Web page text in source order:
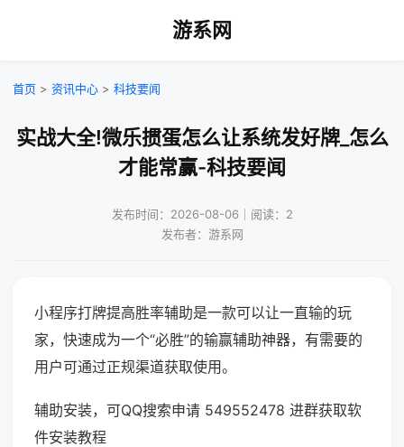
游系网
首页 > 资讯中心 > 科技要闻
实战大全!微乐掼蛋怎么让系统发好牌_怎么
才能常赢-科技要闻
发布时间：2026-08-06｜阅读：2
发布者：游系网
小程序打牌提高胜率辅助是一款可以让一直输的玩
家，快速成为一个“必胜”的输赢辅助神器，有需要的
用户可通过正规渠道获取使用。
辅助安装，可QQ搜索申请 549552478 进群获取软
件安装教程